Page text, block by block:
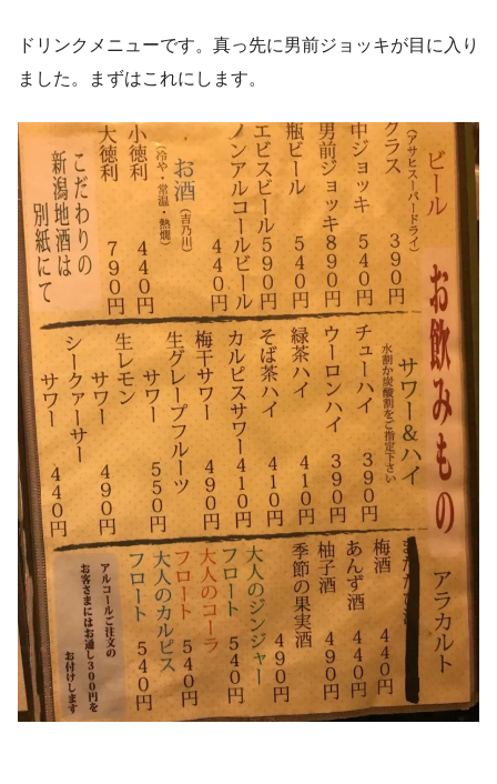
ドリンクメニューです。真っ先に男前ジョッキが目に入り
ました。まずはこれにします。